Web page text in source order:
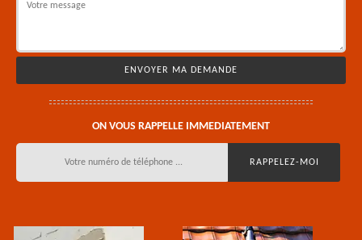
ON VOUS RAPPELLE IMMEDIATEMENT